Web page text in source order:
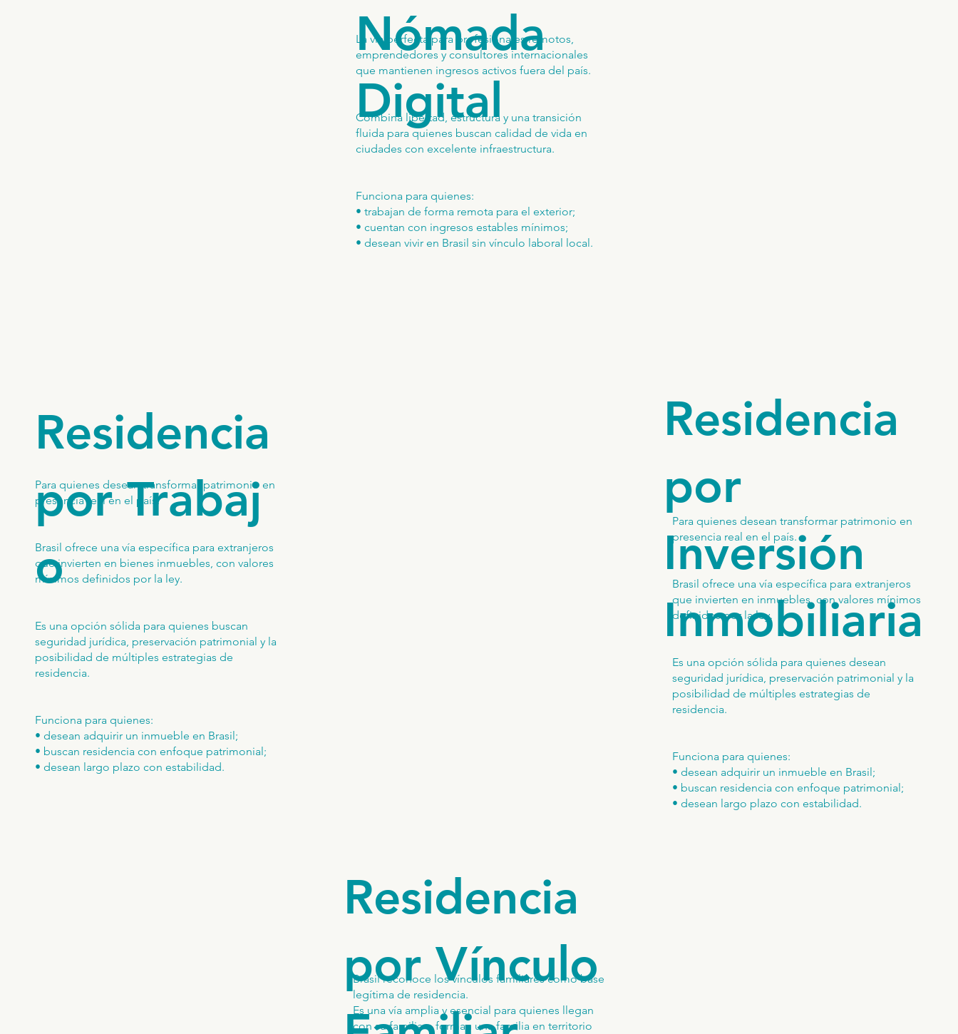
Nómada
Digital
La vía perfecta para profesionales remotos,
emprendedores y consultores internacionales
que mantienen ingresos activos fuera del país.
Combina libertad, estructura y una transición
fluida para quienes buscan calidad de vida en
ciudades con excelente infraestructura.
Funciona para quienes:
• trabajan de forma remota para el exterior;
• cuentan con ingresos estables mínimos;
• desean vivir en Brasil sin vínculo laboral local.
Residencia
por Trabaj
o
Para quienes desean transformar patrimonio en
presencia real en el país.
Brasil ofrece una vía específica para extranjeros
que invierten en bienes inmuebles, con valores
mínimos definidos por la ley.
Es una opción sólida para quienes buscan
seguridad jurídica, preservación patrimonial y la
posibilidad de múltiples estrategias de
residencia.
Funciona para quienes:
• desean adquirir un inmueble en Brasil;
• buscan residencia con enfoque patrimonial;
• desean largo plazo con estabilidad.
Residencia
por
Inversión
Inmobiliaria
Para quienes desean transformar patrimonio en
presencia real en el país.
Brasil ofrece una vía específica para extranjeros
que invierten en inmuebles, con valores mínimos
definidos por la ley.
Es una opción sólida para quienes desean
seguridad jurídica, preservación patrimonial y la
posibilidad de múltiples estrategias de
residencia.
Funciona para quienes:
• desean adquirir un inmueble en Brasil;
• buscan residencia con enfoque patrimonial;
• desean largo plazo con estabilidad.
Residencia
por Vínculo
Brasil reconoce los vínculos familiares como base
legítima de residencia.
Es una vía amplia y esencial para quienes llegan
con su familia o forman una familia en territorio